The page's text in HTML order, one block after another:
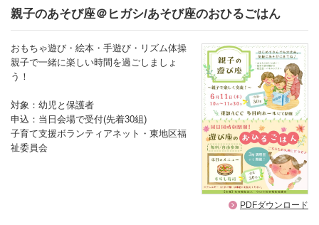
親子のあそび座＠ヒガシ/あそび座のおひるごはん
おもちゃ遊び・絵本・手遊び・リズム体操
親子で一緒に楽しい時間を過ごしましょ
う！
対象：幼児と保護者
申込：当日会場で受付(先着30組)
子育て支援ボランティアネット・東地区福
祉委員会
PDFダウンロード